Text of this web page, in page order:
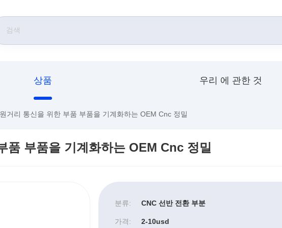
상품 우리 에 관한 것
원거리 통신을 위한 부품 부품을 기계화하는 OEM Cnc 정밀
품 부품을 기계화하는 OEM Cnc 정밀
분류: CNC 선반 전환 부분
가격: 2-10usd